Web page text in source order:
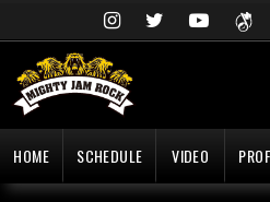
HOME SCHEDULE VIDEO